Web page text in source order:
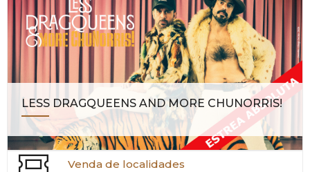
LESS DRAGQUEENS AND MORE CHUNORRIS!
Venda de localidades